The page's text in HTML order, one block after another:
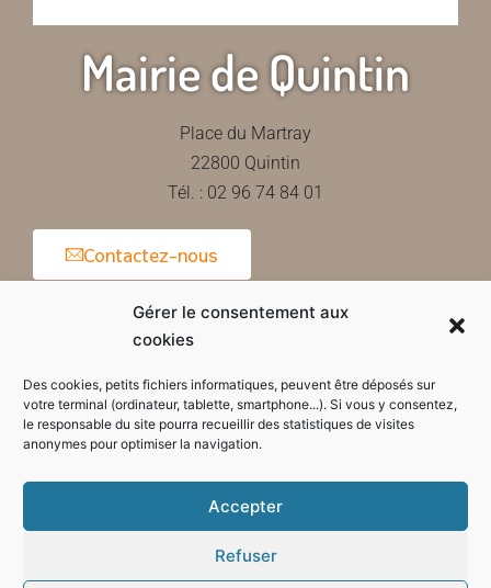
Gérer le consentement aux
cookies
Des cookies, petits fichiers informatiques, peuvent être déposés sur
votre terminal (ordinateur, tablette, smartphone...). Si vous y consentez,
le responsable du site pourra recueillir des statistiques de visites
anonymes pour optimiser la navigation.
Accepter
Refuser
Mairie de Quintin
Place du Martray
22800 Quintin
Tél. : 02 96 74 84 01
Contactez-nous
Horaires d'ouverture de la mairie